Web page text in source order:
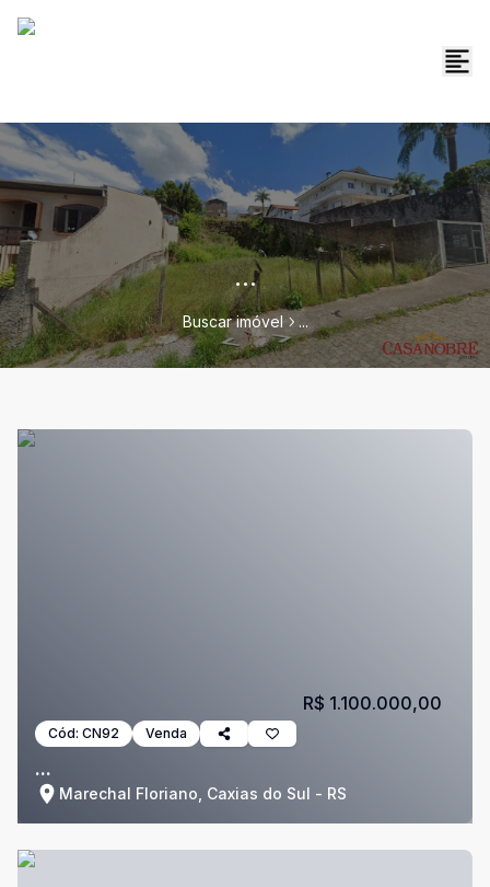
...
Buscar imóvel ...
Cód: CN92 Venda
...
Marechal Floriano, Caxias do Sul - RS
R$ 1.100.000,00